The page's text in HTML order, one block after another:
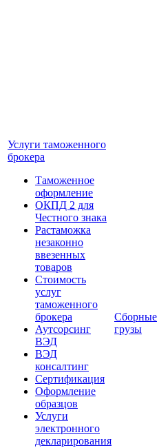
Услуги таможенного
брокера
Таможенное
оформление
ОКПД 2 для
Честного знака
Растаможка
незаконно
ввезенных
товаров
Стоимость
услуг
таможенного
брокера
Аутсорсинг
ВЭД
ВЭД
консалтинг
Сертификация
Оформление
образцов
Услуги
электронного
декларирования
Сборные
грузы